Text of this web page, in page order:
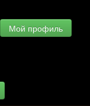
Мой профиль